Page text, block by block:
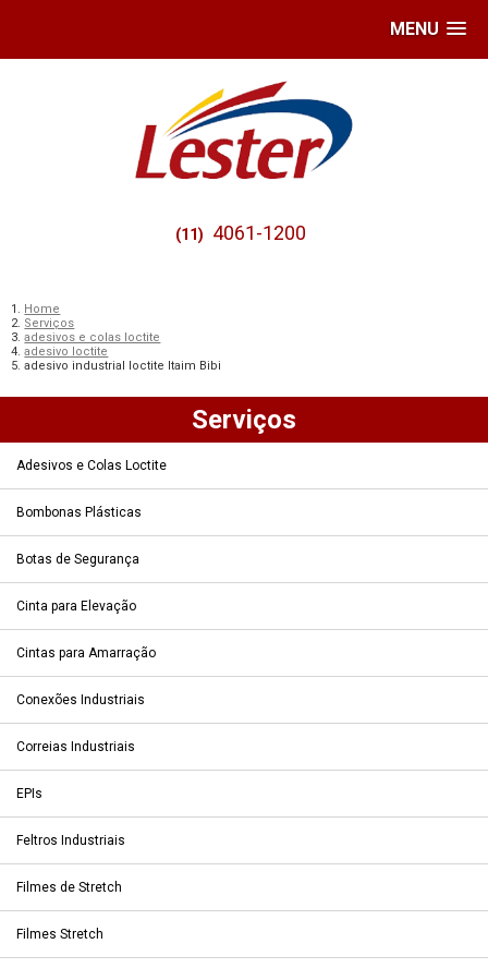
MENU
(11) 4061-1200
Home
Serviços
adesivos e colas loctite
adesivo loctite
adesivo industrial loctite Itaim Bibi
Serviços
Adesivos e Colas Loctite
Bombonas Plásticas
Botas de Segurança
Cinta para Elevação
Cintas para Amarração
Conexões Industriais
Correias Industriais
EPIs
Feltros Industriais
Filmes de Stretch
Filmes Stretch